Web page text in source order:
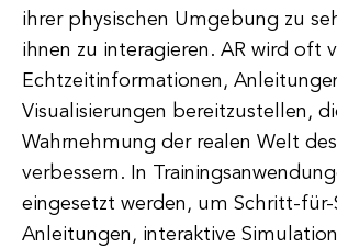
ihrer physischen Umgebung zu
ihnen zu interagieren. AR wird oft
Echtzeitinformationen,
Visualisierungen bereitzustellen,
Wahrnehmung der realen Welt
verbessern. In
eingesetzt werden, um Schritt-
Anleitungen, interaktive